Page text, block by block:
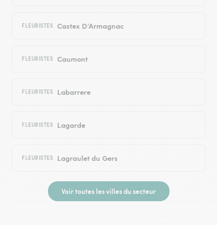
FLEURISTES Castex D’Armagnac
FLEURISTES Caumont
FLEURISTES Labarrere
FLEURISTES Lagarde
FLEURISTES Lagraulet du Gers
Voir toutes les villes du secteur